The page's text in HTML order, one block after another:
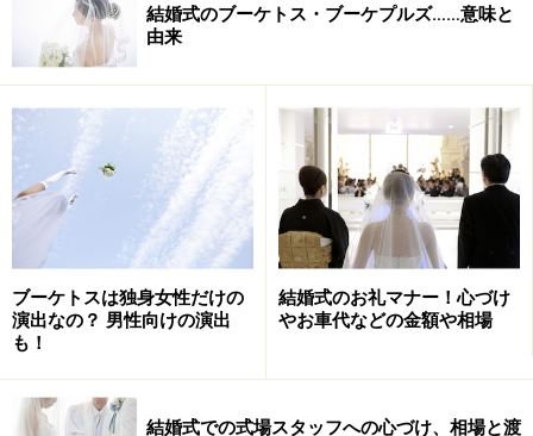
※記事内容は執筆時点のものです。最新の内容をご確認くださ
次のページへ
結婚式のブーケトス・ブーケプルズ……意味と
由来
ブーケトスは独身女性だけの
演出なの？ 男性向けの演出
も！
結婚式のお礼マナー！心づけ
やお車代などの金額や相場
結婚式での式場スタッフへの心づけ、相場と渡